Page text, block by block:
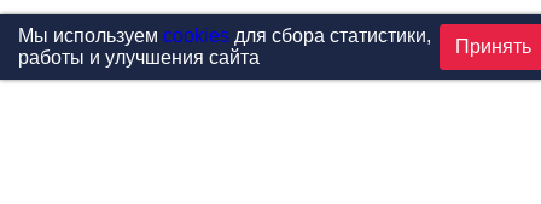
Мы используем cookiesдля сбора статистики,
работы и улучшения сайта
Принять